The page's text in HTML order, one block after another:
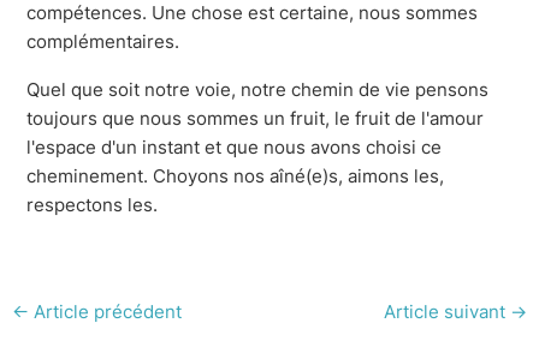
compétences. Une chose est certaine, nous sommes
complémentaires.
Quel que soit notre voie, notre chemin de vie pensons
toujours que nous sommes un fruit, le fruit de l'amour
l'espace d'un instant et que nous avons choisi ce
cheminement. Choyons nos aîné(e)s, aimons les,
respectons les.
← Article précédent Article suivant →